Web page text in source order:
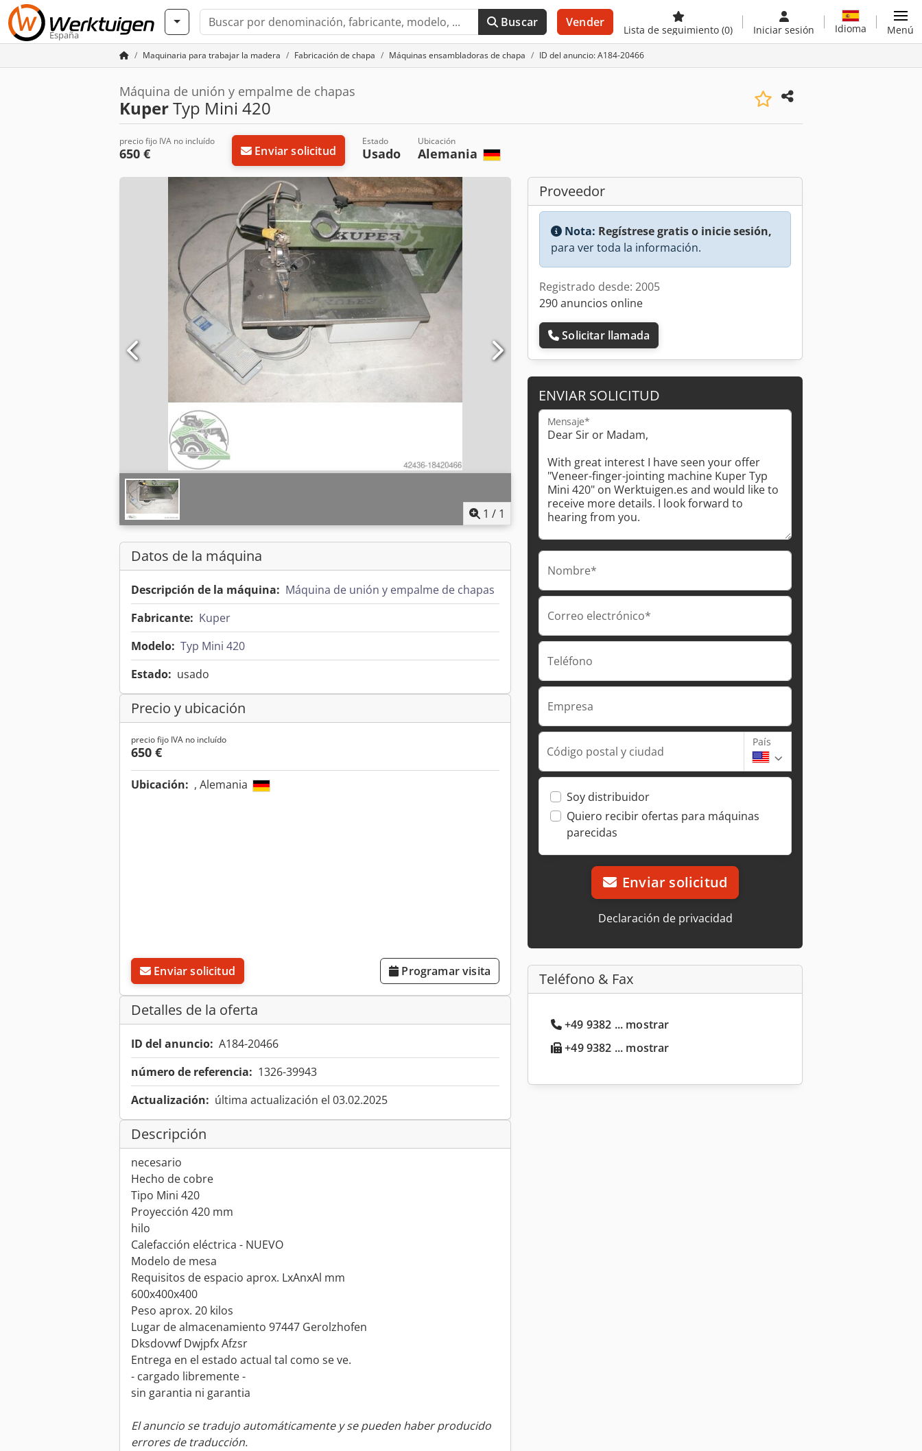
España
Buscar Vender
Lista de seguimiento (0) Iniciar sesión Idioma Menú
Maquinaria para trabajar la madera Fabricación de chapa Máquinas ensambladoras de chapa ID del anuncio: A184-20466
Máquina de unión y empalme de chapas
KuperTyp Mini 420
precio fijo IVA no incluído
650 € Enviar solicitud
Estado
Usado
Ubicación
Alemania
1 / 1
Datos de la máquina
Descripción de la máquina: Máquina de unión y empalme de chapas
Fabricante: Kuper
Modelo: Typ Mini 420
Estado: usado
Precio y ubicación
precio fijo IVA no incluído
650 €
Ubicación: , Alemania
Enviar solicitud Programar visita
Detalles de la oferta
ID del anuncio: A184-20466
número de referencia: 1326-39943
Actualización: última actualización el 03.02.2025
Descripción
necesario
Hecho de cobre
Tipo Mini 420
Proyección 420 mm
hilo
Calefacción eléctrica - NUEVO
Modelo de mesa
Requisitos de espacio aprox. LxAnxAl mm
600x400x400
Peso aprox. 20 kilos
Lugar de almacenamiento 97447 Gerolzhofen
Dksdovwf Dwjpfx Afzsr
Entrega en el estado actual tal como se ve.
- cargado libremente -
sin garantia ni garantia
El anuncio se tradujo automáticamente y se pueden haber producido
errores de traducción.
Proveedor
Nota: Regístrese gratis o inicie sesión,
para ver toda la información.
Registrado desde: 2005
290 anuncios online
Solicitar llamada
ENVIAR SOLICITUD
Mensaje*
Nombre*
Correo electrónico*
Teléfono
Empresa
Código postal y ciudad
País
Soy distribuidor
Quiero recibir ofertas para máquinas
parecidas
Enviar solicitud
Declaración de privacidad
Teléfono & Fax
+49 9382 ... mostrar
+49 9382 ... mostrar